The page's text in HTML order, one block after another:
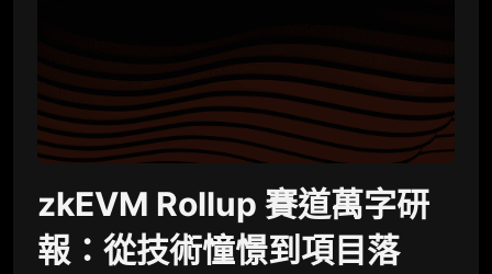
zkEVM Rollup 賽道萬字研
報：從技術憧憬到項目落